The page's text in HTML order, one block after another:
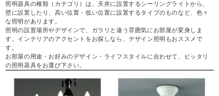
照明器具の種類（カテゴリ）は、天井に設置するシーリングライトから、
壁に設置したり、高い位置・低い位置に設置するタイプのものなど、色々
な照明があります。
照明の設置場所やデザインで、ガラリと違う雰囲気にお部屋が変身しま
す。インテリアのアクセントをお探しなら、デザイン照明もおススメで
す。
お部屋の用途・お好みのデザイン・ライフスタイルに合わせて、ピッタリ
の照明器具をお選び下さい。